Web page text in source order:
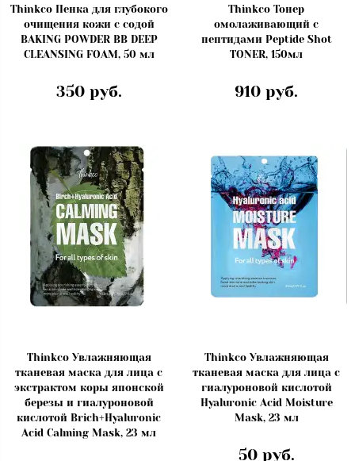
Thinkco Пенка для глубокого
очищения кожи с содой
BAKING POWDER BB DEEP
CLEANSING FOAM, 50 мл
350 руб.
Thinkco Тонер
омолаживающий с
пептидами Peptide Shot
TONER, 150мл
910 руб.
Thinkco Увлажняющая
тканевая маска для лица с
экстрактом коры японской
березы и гиалуроновой
кислотой Brich+Hyaluronic
Acid Calming Mask, 23 мл
Thinkco Увлажняющая
тканевая маска для лица с
гиалуроновой кислотой
Hyaluronic Acid Moisture
Mask, 23 мл
50 руб.